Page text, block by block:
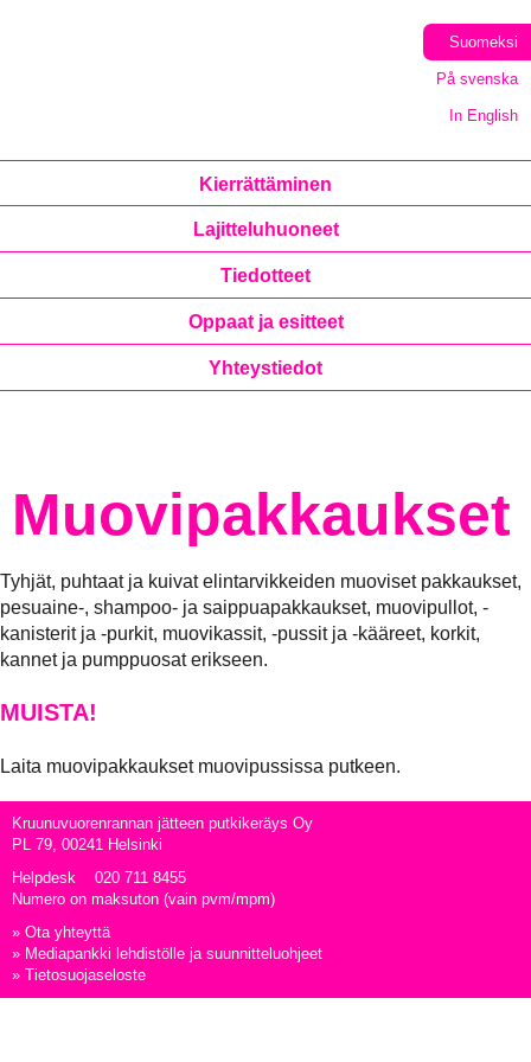
Suomeksi
På svenska
In English
Kierrättäminen
Lajitteluhuoneet
Tiedotteet
Oppaat ja esitteet
Yhteystiedot
Muovipakkaukset
Tyhjät, puhtaat ja kuivat elintarvikkeiden muoviset pakkaukset,
pesuaine-, shampoo- ja saippuapakkaukset, muovipullot, -
kanisterit ja -purkit, muovikassit, -pussit ja -kääreet, korkit,
kannet ja pumppuosat erikseen.
MUISTA!
Laita muovipakkaukset muovipussissa putkeen.
Kruunuvuorenrannan jätteen putkikeräys Oy
PL 79, 00241 Helsinki
Helpdesk
020 711 8455
Numero on maksuton (vain pvm/mpm)
» Ota yhteyttä
» Mediapankki lehdistölle ja suunnitteluohjeet
» Tietosuojaseloste